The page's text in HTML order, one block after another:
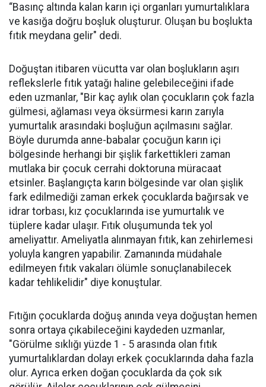
“Basınç altında kalan karın içi organları yumurtalıklara
ve kasığa doğru boşluk oluşturur. Oluşan bu boşlukta
fıtık meydana gelir" dedi.
Doğuştan itibaren vücutta var olan boşlukların aşırı
reflekslerle fıtık yatağı haline gelebileceğini ifade
eden uzmanlar, "Bir kaç aylık olan çocukların çok fazla
gülmesi, ağlaması veya öksürmesi karın zarıyla
yumurtalık arasındaki boşluğun açılmasını sağlar.
Böyle durumda anne-babalar çocuğun karın içi
bölgesinde herhangi bir şişlik farkettikleri zaman
mutlaka bir çocuk cerrahi doktoruna müracaat
etsinler. Başlangıçta karın bölgesinde var olan şişlik
fark edilmediği zaman erkek çocuklarda bağırsak ve
idrar torbası, kız çocuklarında ise yumurtalık ve
tüplere kadar ulaşır. Fıtık oluşumunda tek yol
ameliyattır. Ameliyatla alınmayan fıtık, kan zehirlemesi
yoluyla kangren yapabilir. Zamanında müdahale
edilmeyen fıtık vakaları ölümle sonuçlanabilecek
kadar tehlikelidir" diye konuştular.
Fıtığın çocuklarda doğuş anında veya doğuştan hemen
sonra ortaya çıkabileceğini kaydeden uzmanlar,
"Görülme sıklığı yüzde 1 - 5 arasında olan fıtık
yumurtalıklardan dolayı erkek çocuklarında daha fazla
olur. Ayrıca erken doğan çocuklarda da çok sık